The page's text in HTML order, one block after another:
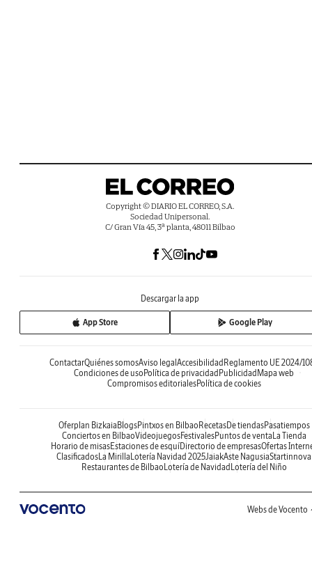
Copyright © DIARIO EL CORREO, S.A.
Sociedad Unipersonal.
C/ Gran Vía 45, 3ª planta, 48011 Bilbao
Descargar la app
App Store Google Play
ContactarQuiénes somosAviso legalAccesibilidadReglamento UE 2024/
Condiciones de usoPolítica de privacidadPublicidadMapa web
Compromisos editorialesPolítica de cookies
Oferplan BizkaiaBlogsPintxos en BilbaoRecetasDe tiendasPasatiempos
Conciertos en BilbaoVideojuegosFestivalesPuntos de ventaLa Tienda
Horario de misasEstaciones de esquíDirectorio de empresasOfertas
ClasificadosLa MirillaLotería Navidad 2025JaiakAste NagusiaStartinnova
Restaurantes de BilbaoLotería de NavidadLotería del Niño
Webs de Vocento